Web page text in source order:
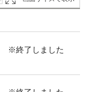
※終了しました